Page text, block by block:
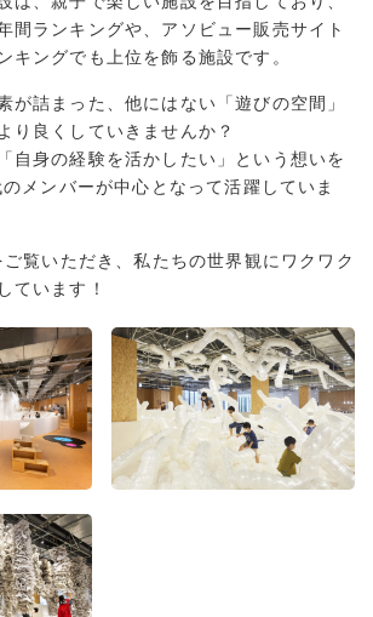
間ランキングや、アソビュー販売サイト
キングでも上位を飾る施設です。
が詰まった、他にはない「遊びの空間」
り良くしていきませんか？
自身の経験を活かしたい」という想いを
メンバーが中心となって活躍していま
覧いただき、私たちの世界観にワクワク
ています！